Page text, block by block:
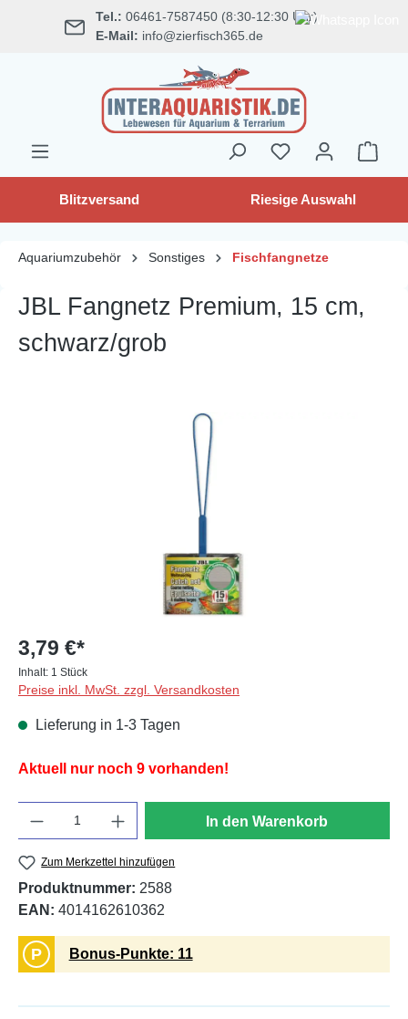
springen Tel.: 06461-7587450 (8:30-12:30 Uhr)
E-Mail: info@zierfisch365.de
Blitzversand Riesige Auswahl
Aquariumzubehör Sonstiges Fischfangnetze
JBL Fangnetz Premium, 15 cm,
schwarz/grob
3,79 €*
Inhalt: 1 Stück
Preise inkl. MwSt. zzgl. Versandkosten
Lieferung in 1-3 Tagen
Aktuell nur noch 9 vorhanden!
In den Warenkorb
Zum Merkzettel hinzufügen
Produktnummer: 2588
EAN: 4014162610362
P Bonus-Punkte: 11